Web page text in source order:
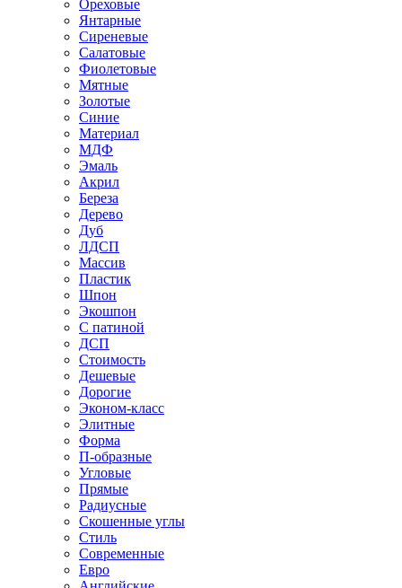
Ореховые
Янтарные
Сиреневые
Салатовые
Фиолетовые
Мятные
Золотые
Синие
Материал
МДФ
Эмаль
Акрил
Береза
Дерево
Дуб
ЛДСП
Массив
Пластик
Шпон
Экошпон
С патиной
ДСП
Стоимость
Дешевые
Дорогие
Эконом-класс
Элитные
Форма
П-образные
Угловые
Прямые
Радиусные
Скошенные углы
Стиль
Современные
Евро